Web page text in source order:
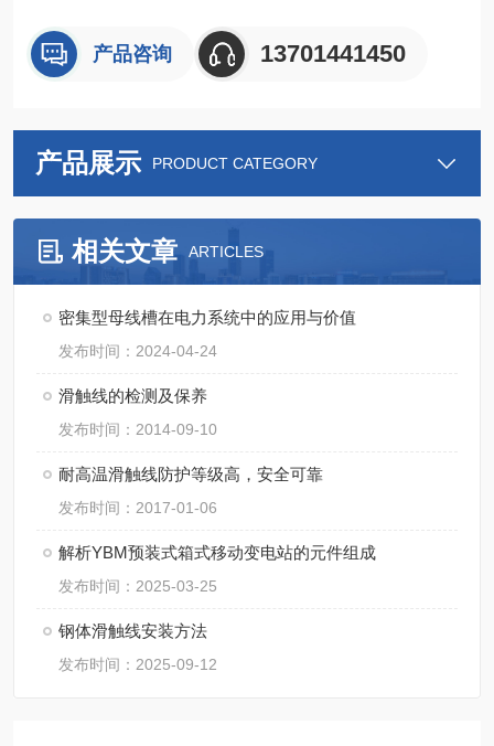
产品咨询 13701441450
产品展示 PRODUCT CATEGORY
相关文章 ARTICLES
密集型母线槽在电力系统中的应用与价值
发布时间：2024-04-24
滑触线的检测及保养
发布时间：2014-09-10
耐高温滑触线防护等级高，安全可靠
发布时间：2017-01-06
解析YBM预装式箱式移动变电站的元件组成
发布时间：2025-03-25
钢体滑触线安装方法
发布时间：2025-09-12